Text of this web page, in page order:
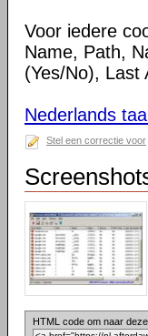
Voor iedere
Name, Path,
(Yes/No), Last
Nederlands
Stel een correctie voor
HTML code om naar